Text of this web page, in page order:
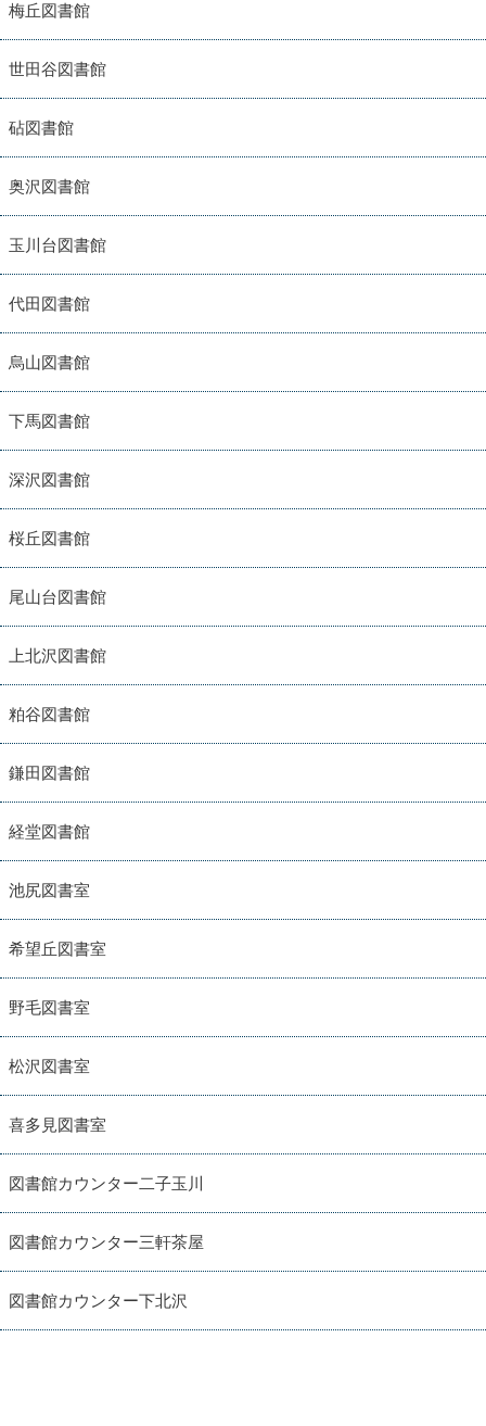
梅丘図書館
世田谷図書館
砧図書館
奥沢図書館
玉川台図書館
代田図書館
烏山図書館
下馬図書館
深沢図書館
桜丘図書館
尾山台図書館
上北沢図書館
粕谷図書館
鎌田図書館
経堂図書館
池尻図書室
希望丘図書室
野毛図書室
松沢図書室
喜多見図書室
図書館カウンター二子玉川
図書館カウンター三軒茶屋
図書館カウンター下北沢